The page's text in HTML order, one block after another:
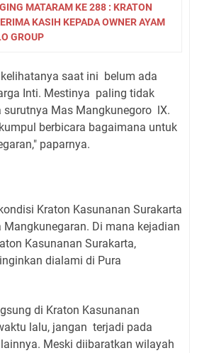
MATARAM KE 288 : KRATON
KASIH KEPADA OWNER AYAM
GROUP
saat ini belum ada
Inti. Mestinya paling tidak
surutnya Mas Mangkunegoro lX.
berbicara bagaimana untuk
paparnya.
Kraton Kasunanan Surakarta
Mangkunegaran. Di mana kejadian
Kasunanan Surakarta,
dialami di Pura
di Kraton Kasunanan
lalu, jangan terjadi pada
Meski diibaratkan wilayah